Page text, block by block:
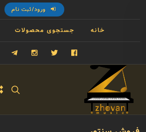
ورود/ثبت نام
خانه جستجوی محصولات
فیسبوک توییتر اینستاگرام